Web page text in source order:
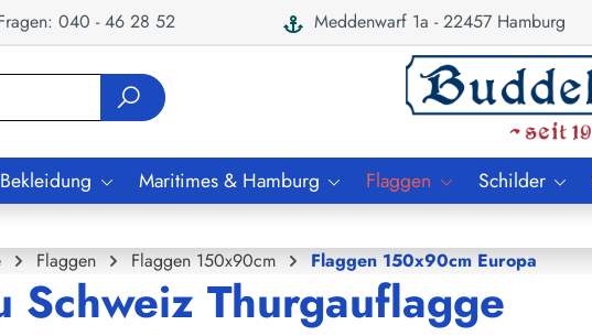
040 - 46 28 52 Meddenwarf 1a - 22457 Hamburg
Maritimes & Hamburg Flaggen Schilder
Flaggen Flaggen 150x90cm Flaggen 150x90cm Europa
Schweiz Thurgauflagge